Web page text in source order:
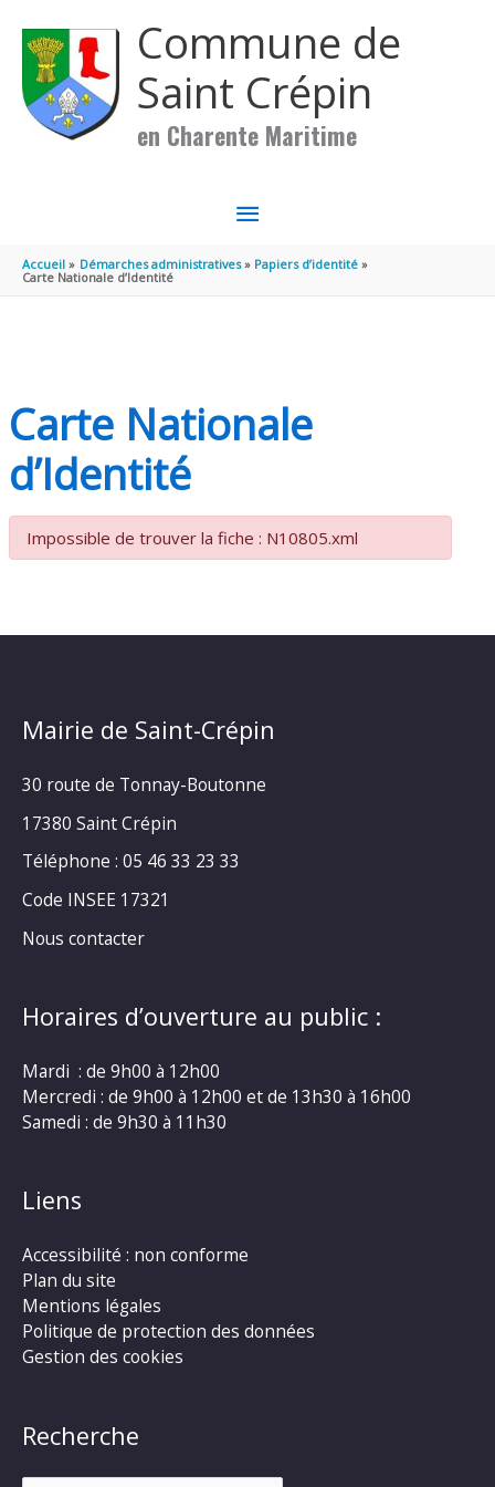
Commune de
Saint Crépin
en Charente Maritime
MENU
PRINCIPAL
Accueil Démarches administratives
Papiers d’identité
Carte Nationale d’Identité
Carte Nationale
d’Identité
Impossible de trouver la fiche : N10805.xml
Mairie de Saint-Crépin
30 route de Tonnay-Boutonne
17380 Saint Crépin
Téléphone : 05 46 33 23 33
Code INSEE 17321
Nous contacter
Horaires d’ouverture au public :
Mardi : de 9h00 à 12h00
Mercredi : de 9h00 à 12h00 et de 13h30 à 16h00
Samedi : de 9h30 à 11h30
Liens
Accessibilité : non conforme
Plan du site
Mentions légales
Politique de protection des données
Gestion des cookies
Recherche